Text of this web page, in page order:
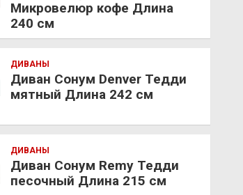
Микровелюр кофе Длина
240 см
ДИВАНЫ
Диван Сонум Denver Тедди
мятный Длина 242 см
ДИВАНЫ
Диван Сонум Remy Тедди
песочный Длина 215 см